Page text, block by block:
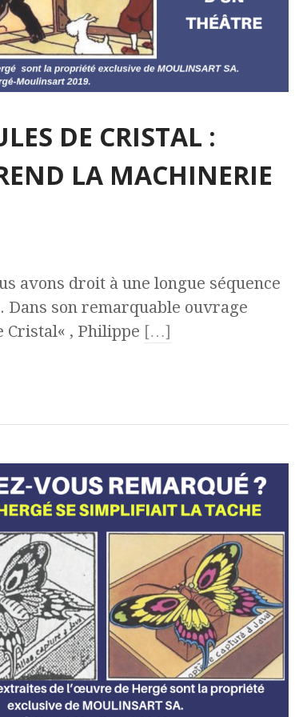
DE CRISTAL :
LA MACHINERIE
avons droit à une longue séquence
Dans son remarquable ouvrage
Cristal« , Philippe […]